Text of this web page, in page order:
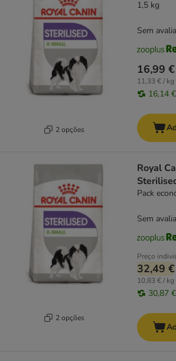
2 opções
1,5 kg
16,99 €
11,33 € / kg
16,14 €
Sem
2 opções
Royal
Pack
Preço
32,49 €
10,83 € / kg
30,87 €
Sem